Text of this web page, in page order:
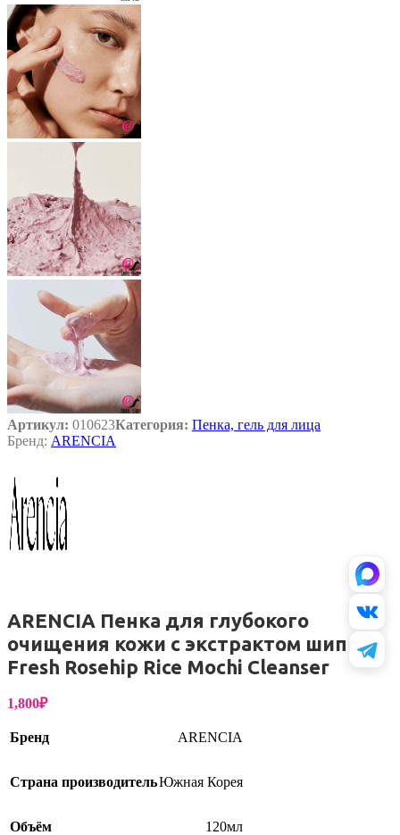
Артикул: 010623Категория: Пенка, гель для лица
Бренд: ARENCIA
ARENCIA Пенка для глубокого
очищения кожи с экстрактом шипо
Fresh Rosehip Rice Mochi Cleanser
1,800₽
Бренд ARENCIA
Страна производительЮжная Корея
Объём 120мл